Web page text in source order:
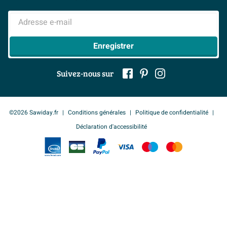
Finition Viking Shield pour un aspect unique
Matière planchette verre
> Inspiration salle de bains
Mentions légales
Adresse e-mail
Enregistrer
Suivez-nous sur
©2026 Sawiday.fr Conditions générales
Politique de confidentialité
Déclaration d'accessibilité